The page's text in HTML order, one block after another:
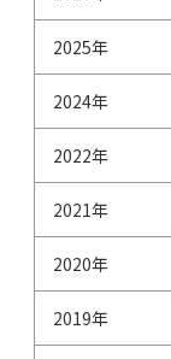
2025年
2024年
2022年
2021年
2020年
2019年